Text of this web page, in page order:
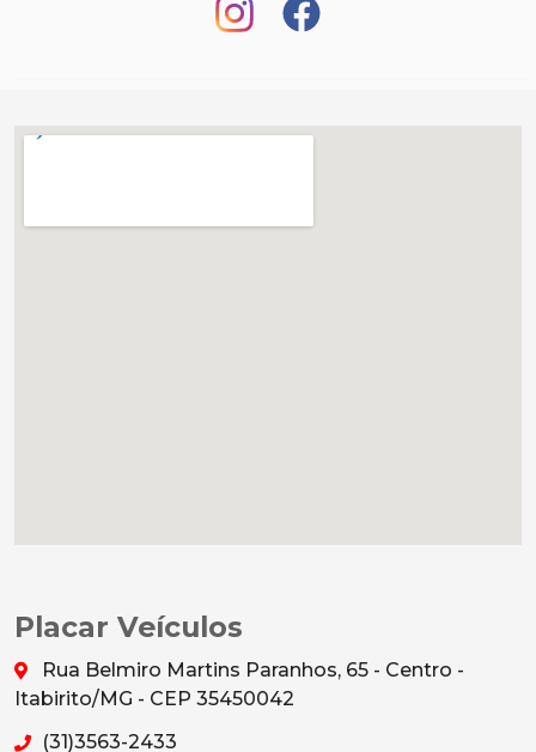
Placar Veículos
Rua Belmiro Martins Paranhos, 65 - Centro -
Itabirito/MG - CEP 35450042
(31)3563-2433